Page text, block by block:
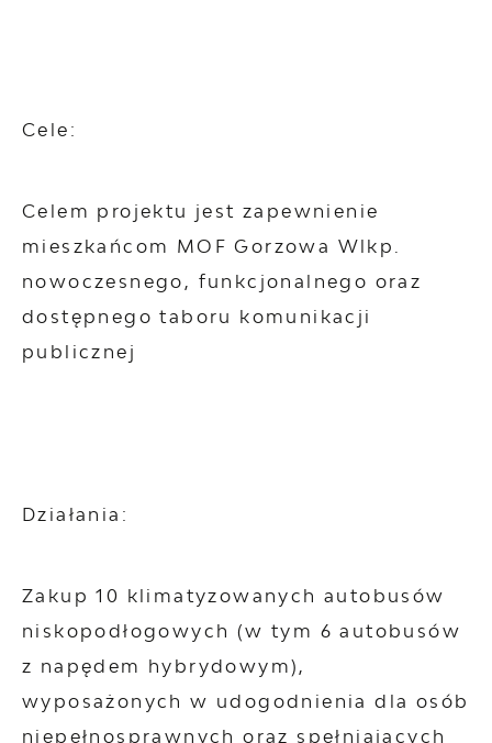
Cele:
Celem projektu jest zapewnienie
mieszkańcom MOF Gorzowa Wlkp.
nowoczesnego, funkcjonalnego oraz
dostępnego taboru komunikacji
publicznej
Działania:
Zakup 10 klimatyzowanych autobusów
niskopodłogowych (w tym 6 autobusów
z napędem hybrydowym),
wyposażonych w udogodnienia dla osób
niepełnosprawnych oraz spełniających